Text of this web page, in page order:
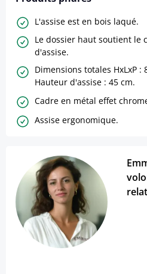
L'assise est en bois laqué.
Le dossier haut soutient le
d'assise.
Dimensions totales HxLxP :
Hauteur d'assise : 45 cm.
Cadre en métal effet
Assise ergonomique.